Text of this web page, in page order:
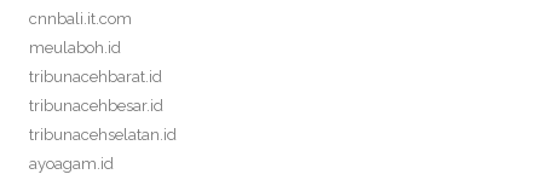
cnnbali.it.com
meulaboh.id
tribunacehbarat.id
tribunacehbesar.id
tribunacehselatan.id
ayoagam.id